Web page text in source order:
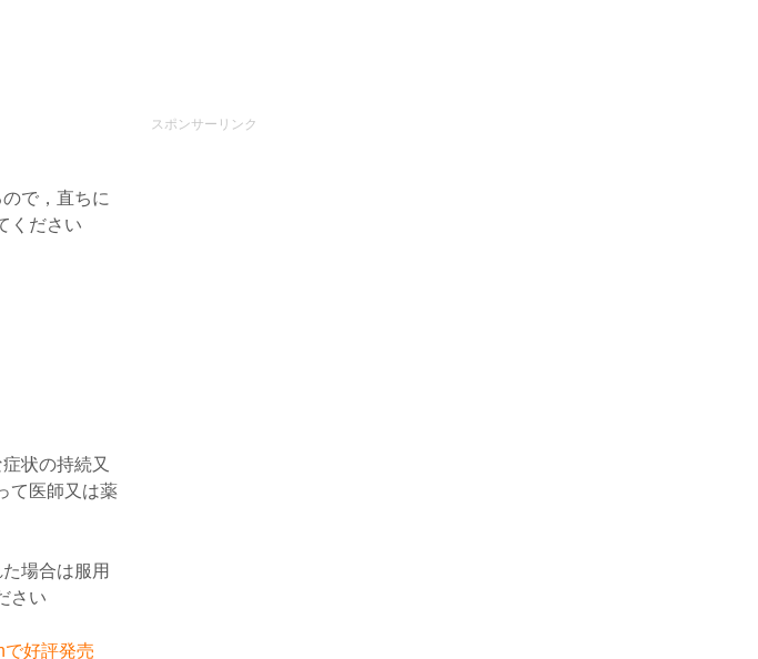
で，直ちに
ください
状の持続又
て医師又は薬
場合は服用
さい
好評発売
スポンサーリンク